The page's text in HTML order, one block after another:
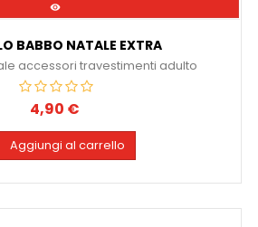

BABBO NATALE EXTRA
accessori travestimenti adulto
Prezzo
4,90 €
Aggiungi al carrello